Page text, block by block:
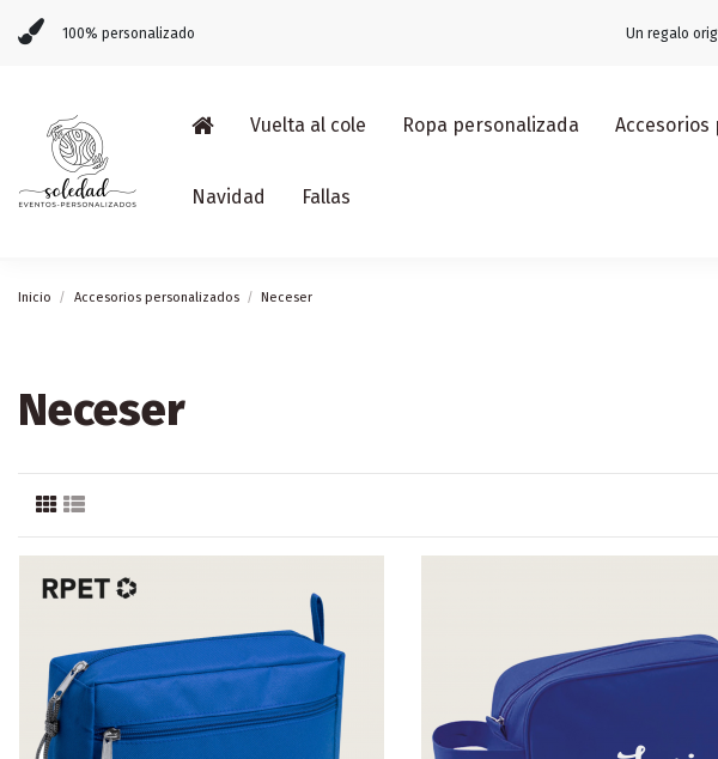
100% personalizado Un regalo
Vuelta al cole Ropa personalizada Accesorios
Navidad Fallas
Inicio Accesorios personalizados Neceser
Neceser